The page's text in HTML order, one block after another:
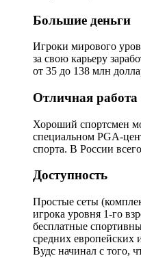
Большие деньги
Игроки мирового
за свою карьеру
от 35 до 138 млн
Отличная работа
Хороший спортсмен
специальном PGA-
спорта. В России
Доступность
Простые сеты
игрока уровня 1-го
бесплатные
средних европейских
Вудс начинал с того,